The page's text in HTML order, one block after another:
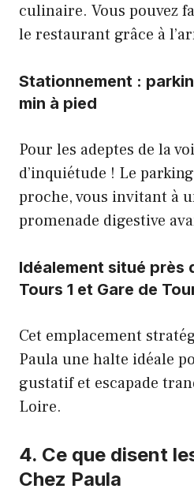
culinaire. Vous pouvez
le restaurant grâce à
Stationnement :
min à pied
Pour les adeptes de la
d’inquiétude ! Le
proche, vous invitant à
promenade digestive
Idéalement situé près
Tours 1 et Gare de
Cet emplacement
Paula une halte idéale
gustatif et escapade
Loire.
4. Ce que disent
Chez Paula